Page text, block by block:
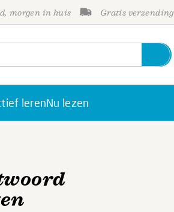
morgen in huis Gratis
lerenNu lezen